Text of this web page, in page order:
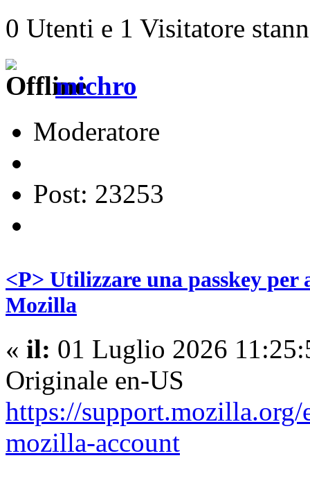
0 Utenti e 1 Visitatore
michro
Moderatore
Post: 23253
<P> Utilizzare una passkey per
Mozilla
« il: 01 Luglio 2026
Originale en-US
https://support.mozilla.org/
mozilla-account